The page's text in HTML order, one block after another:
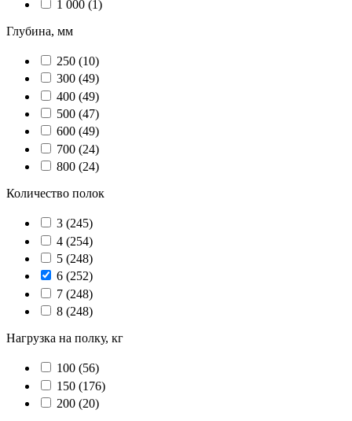
1 000 (1)
Глубина, мм
250 (10)
300 (49)
400 (49)
500 (47)
600 (49)
700 (24)
800 (24)
Количество полок
3 (245)
4 (254)
5 (248)
6 (252)
7 (248)
8 (248)
Нагрузка на полку, кг
100 (56)
150 (176)
200 (20)